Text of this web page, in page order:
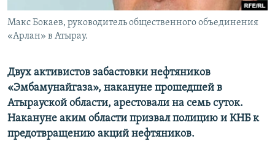
Макс Бокаев, руководитель общественного объединения
«Арлан» в Атырау.
Двух активистов забастовки нефтяников
«Эмбамунайгаза», накануне прошедшей в
Атырауской области, арестовали на семь суток.
Накануне аким области призвал полицию и КНБ к
предотвращению акций нефтяников.